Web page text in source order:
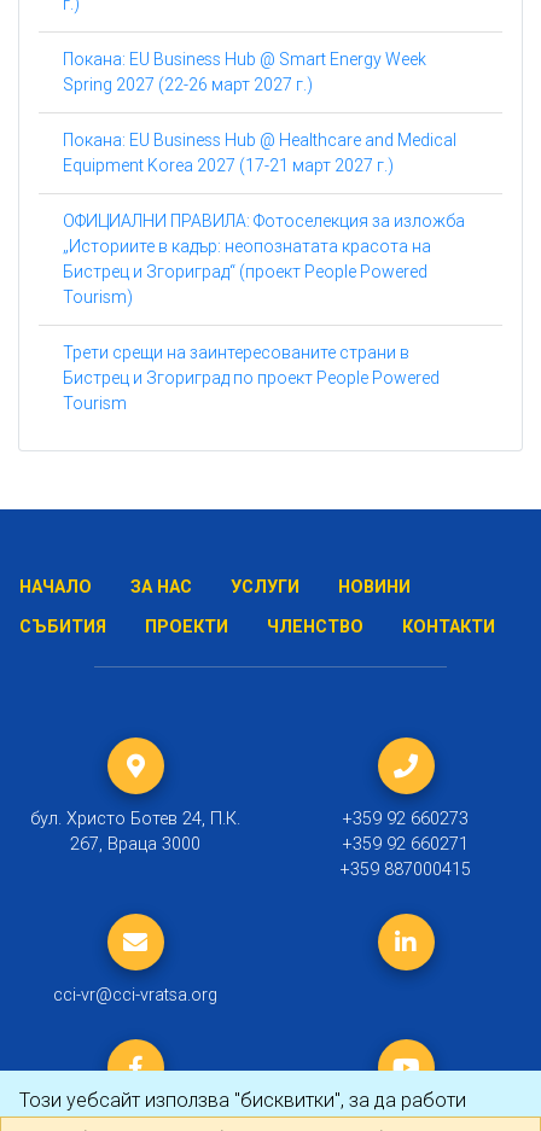
Този уебсайт използва "бисквитки", за да работи
Покана: EU Business Hub @ Smart Energy Week
Spring 2027 (22-26 март 2027 г.)
Покана: EU Business Hub @ Healthcare and Medical
Equipment Korea 2027 (17-21 март 2027 г.)
ОФИЦИАЛНИ ПРАВИЛА: Фотоселекция за изложба
„Историите в кадър: неопознатата красота на
Бистрец и Згориград“ (проект People Powered
Tourism)
Трети срещи на заинтересованите страни в
Бистрец и Згориград по проект People Powered
Tourism
НАЧАЛО ЗА НАС УСЛУГИ
НОВИНИ
СЪБИТИЯ
ПРОЕКТИ ЧЛЕНСТВО КОНТАКТИ
бул. Христо Ботев 24, П.К.
267, Враца 3000
+359 92 660273
+359 92 660271
+359 887000415
cci-vr@cci-vratsa.org